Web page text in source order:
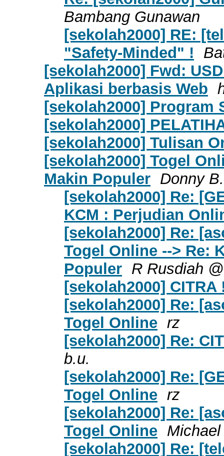
Bambang Gunawan
[sekolah2000] RE:
"Safety-Minded" !
[sekolah2000] Fwd:
Aplikasi berbasis Web
[sekolah2000] Program
[sekolah2000]
[sekolah2000] Tulisan
[sekolah2000] Togel
Makin Populer Donny
[sekolah2000] Re:
KCM : Perjudian
[sekolah2000] Re:
Togel Online --> Re:
Populer R Rusdiah
[sekolah2000]
[sekolah2000] Re:
Togel Online rz
[sekolah2000] Re:
b.u.
[sekolah2000] Re:
Togel Online rz
[sekolah2000] Re:
Togel Online
[sekolah2000] Re: